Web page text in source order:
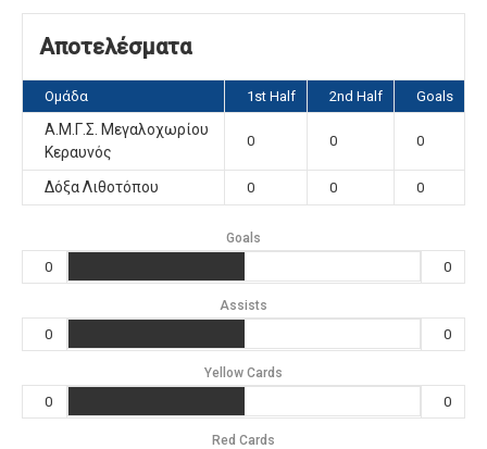
Αποτελέσματα
Ομάδα 1st Half 2nd Half Goals
Α.Μ.Γ.Σ. Μεγαλοχωρίου
Κεραυνός
0 0 0
Δόξα Λιθοτόπου 0 0 0
Goals
0 0
Assists
0 0
Yellow Cards
0 0
Red Cards